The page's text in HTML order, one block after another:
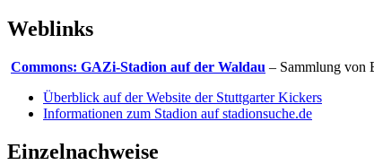
Weblinks
Commons: GAZi-Stadion auf der Waldau – Sammlung von
Überblick auf der Website der Stuttgarter Kickers
Informationen zum Stadion auf stadionsuche.de
Einzelnachweise